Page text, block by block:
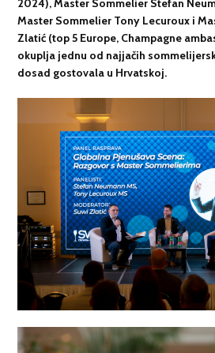
2024), Master Sommelier Stefan
Master Sommelier Tony Lecuroux i
Zlatić (top 5 Europe, Champagne
okuplja jednu od najjačih
dosad gostovala u Hrvatskoj.